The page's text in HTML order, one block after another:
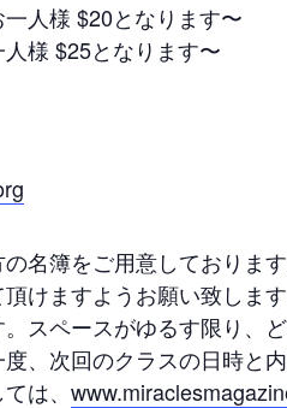
人様 $20となります〜
様 $25となります〜
名簿をご用意しておりま
けますようお願い致しま
スペースがゆるす限り、
、次回のクラスの日時と
は、